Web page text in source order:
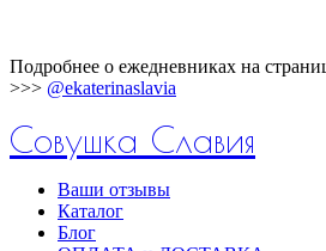
Подробнее о ежедневниках на
>>> @ekaterinaslavia
Совушка Славия
Ваши отзывы
Каталог
Блог